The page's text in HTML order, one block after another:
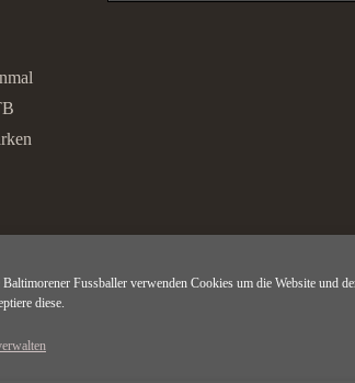
Fussballer verwenden Cookies um die Website und
diese.